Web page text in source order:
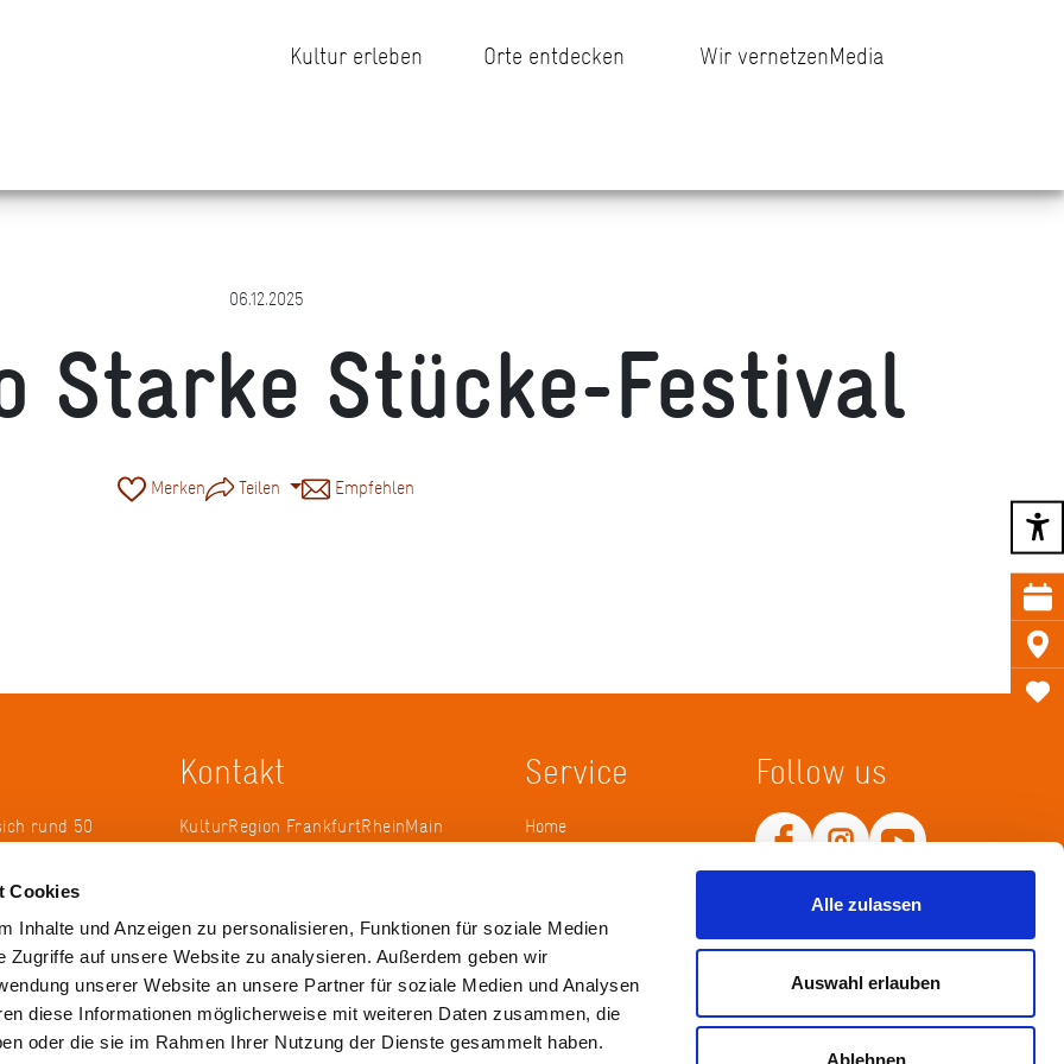
Cookies
Inhalte und Anzeigen zu personalisieren, Funktionen für soziale Medien
Zugriffe auf unsere Website zu analysieren. Außerdem geben wir
unserer Website an unsere Partner für soziale Medien und Analysen
diese Informationen möglicherweise mit weiteren Daten zusammen, die
oder die sie im Rahmen Ihrer Nutzung der Dienste gesammelt haben.
Alle zulassen
Auswahl erlauben
Ablehnen
Kultur erleben Orte entdecken Wir vernetzenMedia
06.12.2025
Starke Stücke-Festival
Merken Teilen Empfehlen
rund 50
ihren
zu
Kontakt
KulturRegion FrankfurtRheinMain
Tel.: +49 69 2577-1700
Fax: +49 69 2577-1750
E-Mail: info@krfrm.de
Service
Home
Follow us
Netiquette